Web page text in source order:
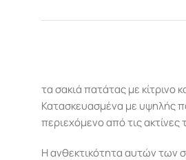
τα σακιά πατάτας με κίτρινο
Κατασκευασμένα με υψηλής
περιεχόμενο από τις ακτίνες
Η ανθεκτικότητα αυτών των